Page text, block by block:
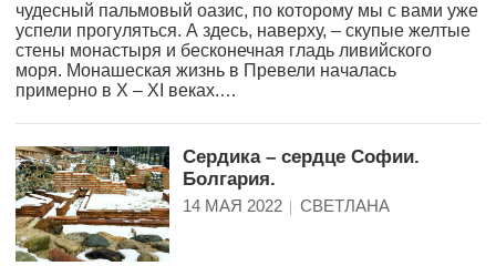
чудесный пальмовый оазис, по которому мы с вами уже
успели прогуляться. А здесь, наверху, – скупые желтые
стены монастыря и бесконечная гладь ливийского
моря. Монашеская жизнь в Превели началась
примерно в X – XI веках.…
Сердика – сердце Софии.
Болгария.
14 МАЯ 2022 СВЕТЛАНА